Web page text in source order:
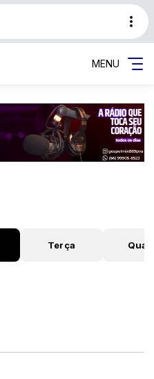
MENU
Terça